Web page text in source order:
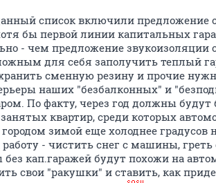
список включили предложение
бы первой линии капитальных
- чем предложение звукоизоляции
для себя заполучить теплый
сменную резину и прочие
наших "безбалконных" и
По факту, через год должны
квартир, среди которых
зимой еще холоднее градусов
- чистить снег с машины, греть
кап.гаражей будут похожи на
свои "ракушки" и ставить, как